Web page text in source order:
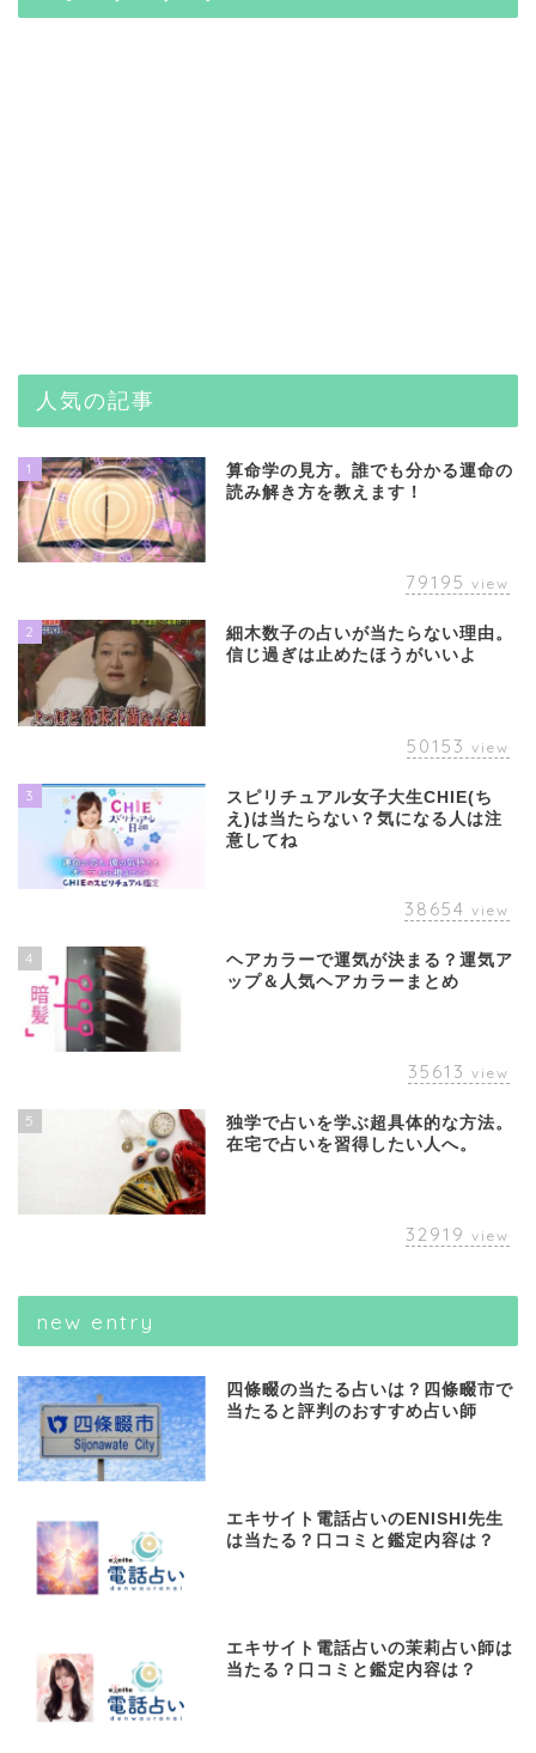
人気の記事
1
算命学の見方。誰でも分かる運命の
読み解き方を教えます！
79195 view
2
細木数子の占いが当たらない理由。
信じ過ぎは止めたほうがいいよ
50153 view
3
スピリチュアル女子大生CHIE(ち
え)は当たらない？気になる人は注
意してね
38654 view
4
ヘアカラーで運気が決まる？運気ア
ップ＆人気ヘアカラーまとめ
35613 view
5
独学で占いを学ぶ超具体的な方法。
在宅で占いを習得したい人へ。
32919 view
new entry
四條畷の当たる占いは？四條畷市で
当たると評判のおすすめ占い師
エキサイト電話占いのENISHI先生
は当たる？口コミと鑑定内容は？
エキサイト電話占いの茉莉占い師は
当たる？口コミと鑑定内容は？